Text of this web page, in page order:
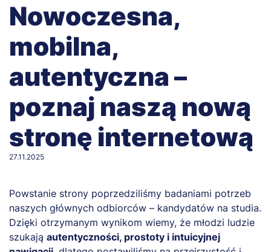
Nowoczesna,
mobilna,
autentyczna –
poznaj naszą nową
stronę internetową
27.11.2025
Powstanie strony poprzedziliśmy badaniami potrzeb
naszych głównych odbiorców – kandydatów na studia.
Dzięki otrzymanym wynikom wiemy, że młodzi ludzie
szukają autentyczności, prostoty i intuicyjnej